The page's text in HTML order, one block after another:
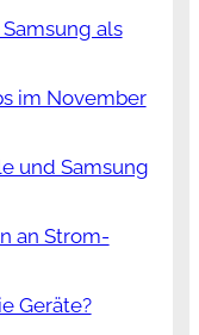
als
im November
und Samsung
an Strom-
Geräte?